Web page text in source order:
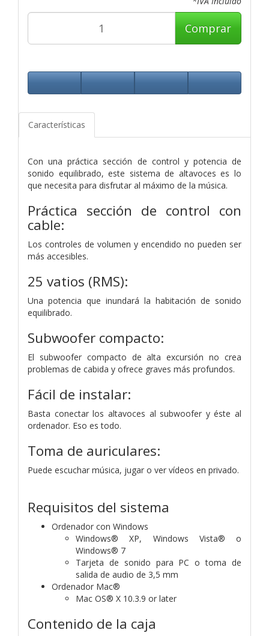
Comprar
Características
Con una práctica sección de control y potencia de
sonido equilibrado, este sistema de altavoces es lo
que necesita para disfrutar al máximo de la música.
Práctica sección de control con
cable:
Los controles de volumen y encendido no pueden ser
más accesibles.
25 vatios (RMS):
Una potencia que inundará la habitación de sonido
equilibrado.
Subwoofer compacto:
El subwoofer compacto de alta excursión no crea
problemas de cabida y ofrece graves más profundos.
Fácil de instalar:
Basta conectar los altavoces al subwoofer y éste al
ordenador. Eso es todo.
Toma de auriculares:
Puede escuchar música, jugar o ver vídeos en privado.
Requisitos del sistema
Ordenador con Windows
Windows® XP, Windows Vista® o
Windows® 7
Tarjeta de sonido para PC o toma de
salida de audio de 3,5 mm
Ordenador Mac®
Mac OS® X 10.3.9 or later
Contenido de la caja